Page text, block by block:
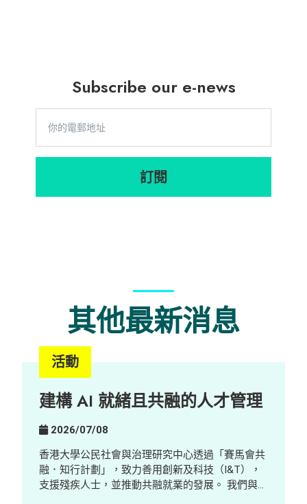
Subscribe our e-news
訂閱
其他最新消息
活動
建構 AI 就緒且共融的人才管理
2026/07/08
香港大學公民社會與治理研究中心透過「賽馬會共
融．知行計劃」，致力善用創新及科技（I&T），
支援殘疾人士，並推動共融就業的發展。 我們與數